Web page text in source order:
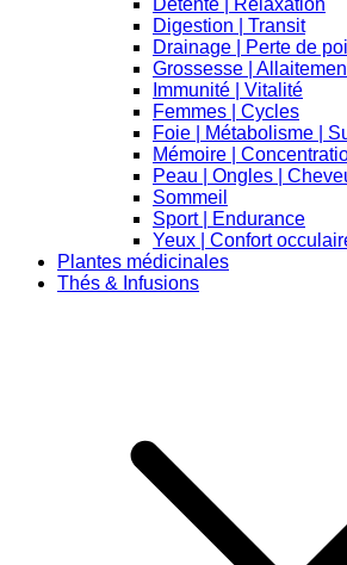
Détente | Relaxation
Digestion | Transit
Drainage | Perte de
Grossesse |
Immunité | Vitalité
Femmes | Cycles
Foie | Métabolisme |
Mémoire |
Peau | Ongles |
Sommeil
Sport | Endurance
Yeux | Confort
Plantes médicinales
Thés & Infusions